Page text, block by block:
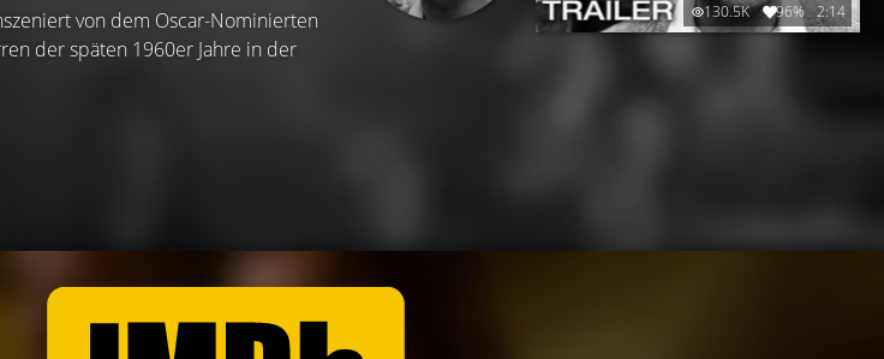
von dem Oscar-Nominierten
der späten 1960er Jahre in der
130.5K 96% 2:14